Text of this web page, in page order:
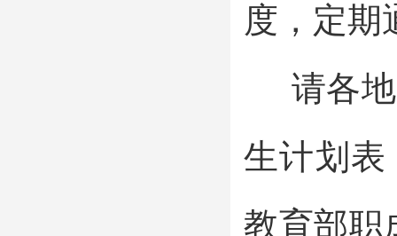
度，定期
请各地
生计划
教育部职